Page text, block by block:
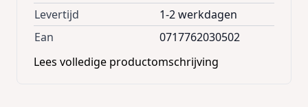
Levertijd
1-2 werkdagen
Ean
0717762030502
Lees volledige productomschrijving